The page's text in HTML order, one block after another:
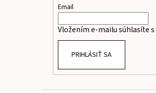
Email
Vložením e-mailu súhlasíte s
PRIHLÁSIŤ SA